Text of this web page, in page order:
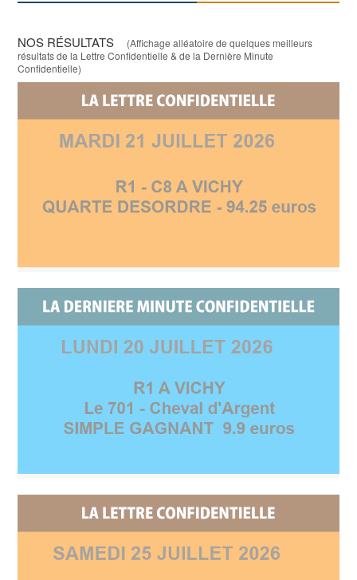
NOS RÉSULTATS
(Affichage alléatoire de quelques meilleurs
résultats de la Lettre Confidentielle & de la Dernière Minute
Confidentielle)